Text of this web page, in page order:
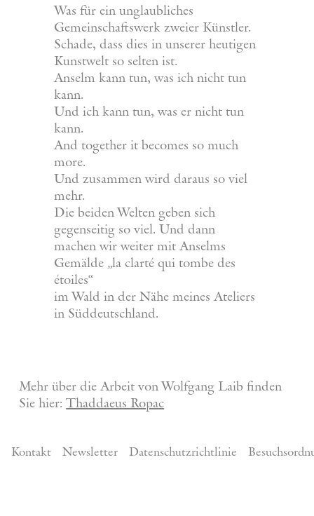
Was für ein unglaubliches
Gemeinschaftswerk zweier Künstler.
Schade, dass dies in unserer heutigen
Kunstwelt so selten ist.
Anselm kann tun, was ich nicht tun
kann.
Und ich kann tun, was er nicht tun
kann.
And together it becomes so much
more.
Und zusammen wird daraus so viel
mehr.
Die beiden Welten geben sich
gegenseitig so viel. Und dann
machen wir weiter mit Anselms
Gemälde „la clarté qui tombe des
étoiles“
im Wald in der Nähe meines Ateliers
in Süddeutschland.
Mehr über die Arbeit von Wolfgang Laib finden
Sie hier:Thaddaeus Ropac
Kontakt Newsletter Datenschutzrichtlinie